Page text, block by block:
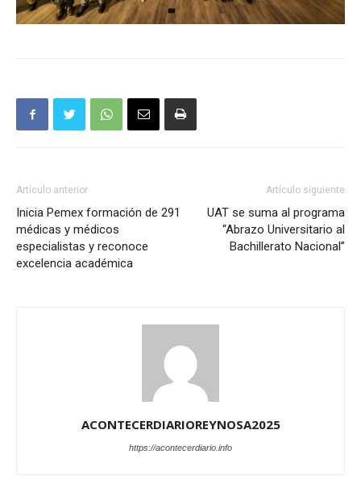
Artículo anterior
Inicia Pemex formación de 291
médicas y médicos
especialistas y reconoce
excelencia académica
Artículo siguiente
UAT se suma al programa
“Abrazo Universitario al
Bachillerato Nacional”
ACONTECERDIARIOREYNOSA2025
https://acontecerdiario.info